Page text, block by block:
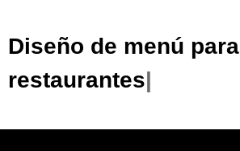
Diseño de menú para
restaurantes